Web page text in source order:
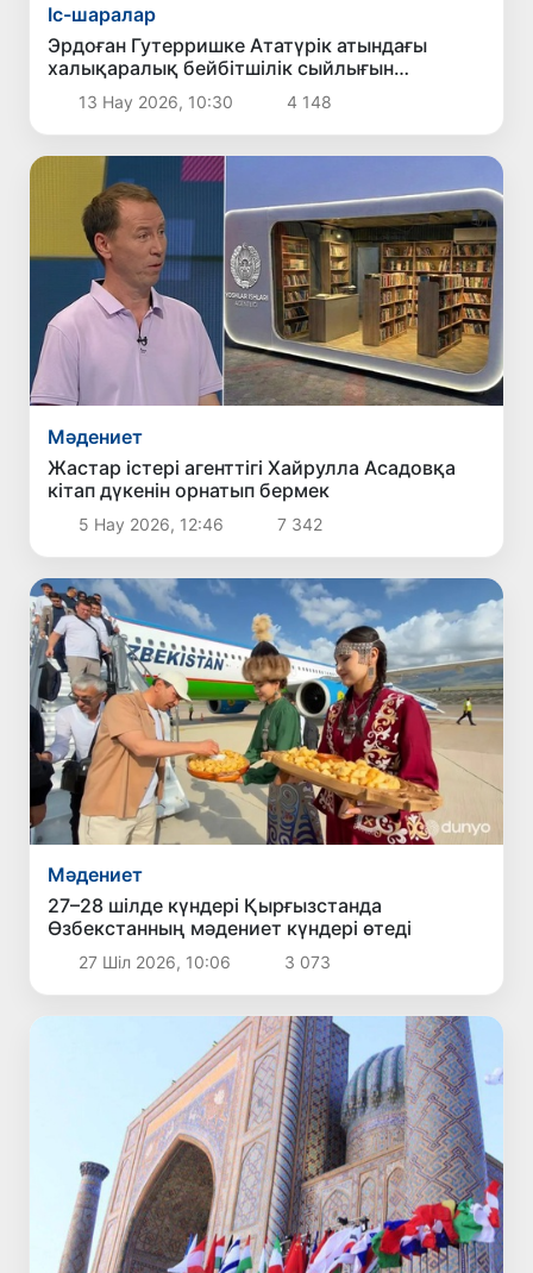
Іс-шаралар
Эрдоған Гутерришке Ататүрік атындағы
халықаралық бейбітшілік сыйлығын
табыстады
13 Нау 2026, 10:30 4 148
Мәдениет
Жастар істері агенттігі Хайрулла Асадовқа
кітап дүкенін орнатып бермек
5 Нау 2026, 12:46 7 342
Мәдениет
27–28 шілде күндері Қырғызстанда
Өзбекстанның мәдениет күндері өтеді
27 Шіл 2026, 10:06 3 073